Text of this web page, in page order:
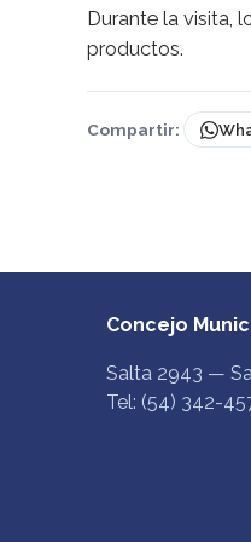
Durante la visita,
productos.
Compartir:
Concejo
Salta 2943 —
Tel: (54) 342-